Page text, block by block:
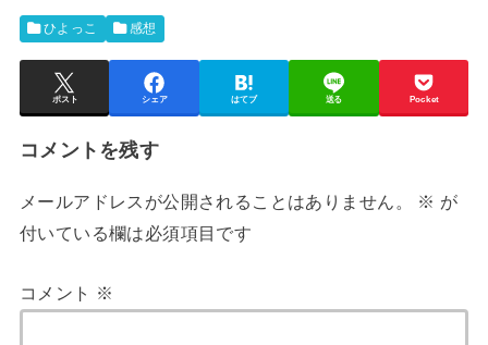
ひよっこ 感想
ポスト シェア はてブ 送る Pocket
コメントを残す
メールアドレスが公開されることはありません。 ※ が
付いている欄は必須項目です
コメント ※